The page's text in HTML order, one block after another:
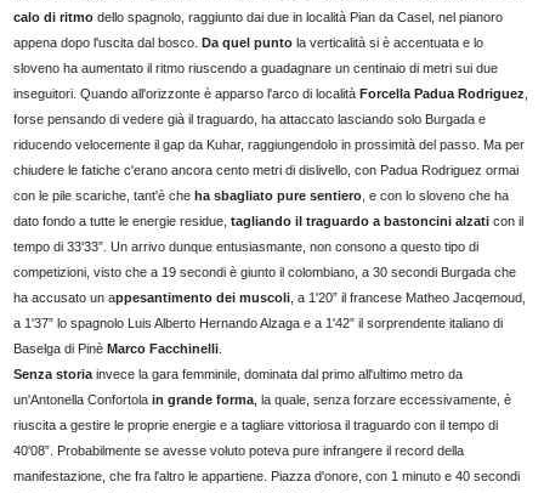
calo di ritmo dello spagnolo, raggiunto dai due in località Pian da Casel, nel pianoro
appena dopo l'uscita dal bosco. Da quel puntola verticalità si è accentuata e lo
sloveno ha aumentato il ritmo riuscendo a guadagnare un centinaio di metri sui due
inseguitori. Quando all'orizzonte è apparso l'arco di localitàForcella Padua Rodriguez
forse pensando di vedere già il traguardo, ha attaccato lasciando solo Burgada e
riducendo velocemente il gap da Kuhar, raggiungendolo in prossimità del passo. Ma per
chiudere le fatiche c'erano ancora cento metri di dislivello, con Padua Rodriguez ormai
con le pile scariche, tant'è che ha sbagliato pure sentiero, e con lo sloveno che ha
dato fondo a tutte le energie residue, tagliando il traguardo a bastoncini alzati con il
tempo di 33'33”. Un arrivo dunque entusiasmante, non consono a questo tipo di
competizioni, visto che a 19 secondi è giunto il colombiano, a 30 secondi Burgada che
ha accusato un appesantimento dei muscoli, a 1'20” il francese Matheo Jacqemoud,
a 1'37” lo spagnolo Luis Alberto Hernando Alzaga e a 1'42” il sorprendente italiano di
Baselga di Pinè Marco Facchinelli.
Senza storia invece la gara femminile, dominata dal primo all'ultimo metro da
un'Antonella Confortola in grande forma, la quale, senza forzare eccessivamente, è
riuscita a gestire le proprie energie e a tagliare vittoriosa il traguardo con il tempo di
40'08”. Probabilmente se avesse voluto poteva pure infrangere il record della
manifestazione, che fra l'altro le appartiene. Piazza d'onore, con 1 minuto e 40 secondi